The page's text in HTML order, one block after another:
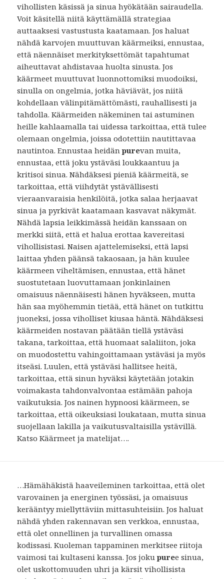
vihollisten käsissä ja sinua hyökätään sairaudella.
Voit käsitellä niitä käyttämällä strategiaa
auttaaksesi vastustusta kaatamaan. Jos haluat
nähdä karvojen muuttuvan käärmeiksi, ennustaa,
että näennäiset merkityksettömät tapahtumat
aiheuttavat ahdistavaa huolta sinusta. Jos
käärmeet muuttuvat luonnottomiksi muodoiksi,
sinulla on ongelmia, jotka häviävät, jos niitä
kohdellaan välinpitämättömästi, rauhallisesti ja
tahdolla. Käärmeiden näkeminen tai astuminen
heille kahlaamalla tai uidessa tarkoittaa, että tulee
olemaan ongelmia, joissa odotettiin nautittavaa
nautintoa. Ennustaa heidänpurevan muita,
ennustaa, että joku ystäväsi loukkaantuu ja
kritisoi sinua. Nähdäksesi pieniä käärmeitä, se
tarkoittaa, että viihdytät ystävällisesti
vieraanvaraisia ​​henkilöitä, jotka salaa herjaavat
sinua ja pyrkivät kaatamaan kasvavat näkymät.
Nähdä lapsia leikkimässä heidän kanssaan on
merkki siitä, että et halua erottaa kavereitasi
vihollisistasi. Naisen ajattelemiseksi, että lapsi
laittaa yhden päänsä takaosaan, ja hän kuulee
käärmeen viheltämisen, ennustaa, että hänet
suostutetaan luovuttamaan jonkinlainen
omaisuus näennäisesti hänen hyväkseen, mutta
hän saa myöhemmin tietää, että hänet on tutkittu
juoneksi, jossa viholliset kiusaa häntä. Nähdäksesi
käärmeiden nostavan päätään tiellä ystäväsi
takana, tarkoittaa, että huomaat salaliiton, joka
on muodostettu vahingoittamaan ystäväsi ja myös
itseäsi. Luulen, että ystäväsi hallitsee heitä,
tarkoittaa, että sinun hyväksi käytetään jotakin
voimakasta tahdonvalvontaa estämään pahoja
vaikutuksia. Jos nainen hypnoosi käärmeen, se
tarkoittaa, että oikeuksiasi loukataan, mutta sinua
suojellaan lakilla ja vaikutusvaltaisilla ystävillä.
Katso Käärmeet ja matelijat….
…Hämähäkistä haaveileminen tarkoittaa, että olet
varovainen ja energinen työssäsi, ja omaisuus
kerääntyy miellyttäviin mittasuhteisiin. Jos haluat
nähdä yhden rakennavan sen verkkoa, ennustaa,
että olet onnellinen ja turvallinen omassa
kodissasi. Kuoleman tappaminen merkitsee riitoja
vaimosi tai kultaseni kanssa. Jos jokupuree sinua,
olet uskottomuuden uhri ja kärsit vihollisista